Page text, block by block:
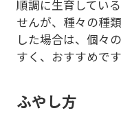
順調に生育してい
せんが、種々の種
した場合は、個々
すく、おすすめです
ふやし方